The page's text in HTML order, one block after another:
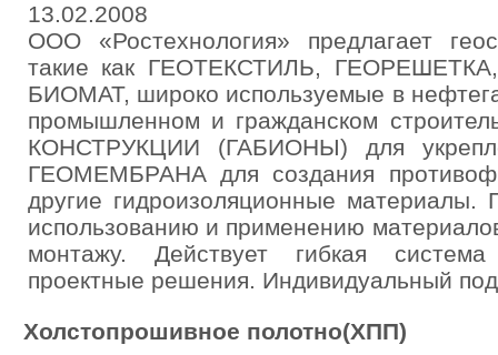
13.02.2008
ООО «Ростехнология» предлагает
такие как ГЕОТЕКСТИЛЬ,
БИОМАТ, широко используемые в
промышленном и гражданском
КОНСТРУКЦИИ (ГАБИОНЫ) для
ГЕОМЕМБРАНА для создания
другие гидроизоляционные материалы.
использованию и применению
монтажу. Действует гибкая
проектные решения. Индивидуальный
Холстопрошивное полотно(ХПП)